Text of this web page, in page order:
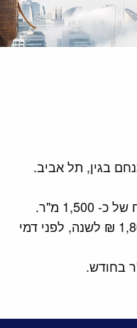
בגין, תל אביב.
דמי שכירות לשנה – כ- 1,800,000 ₪ לשנה, לפני דמי